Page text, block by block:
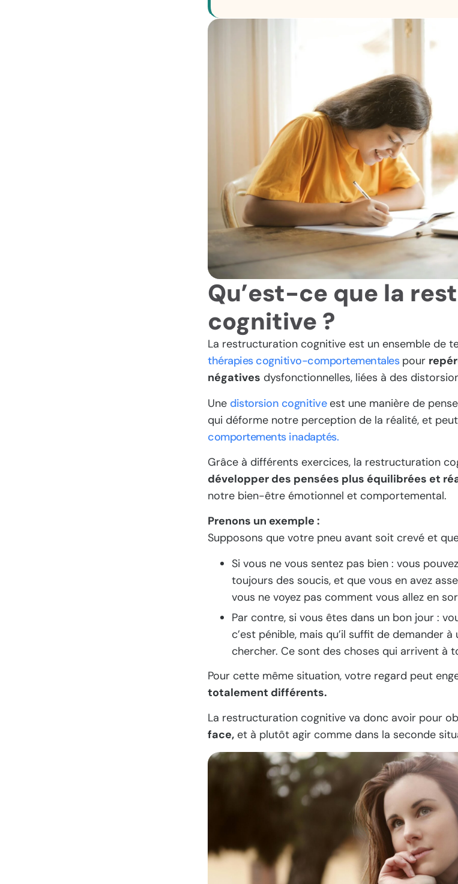
Qu’est-ce que la
cognitive ?
La restructuration cognitive est un ensemble de
thérapies cognitivo-comportementalespour
négatives dysfonctionnelles, liées à des
Une distorsion cognitiveest une manière de
qui déforme notre perception de la réalité, et
comportements inadaptés.
Grâce à différents exercices, la restructuration
développer des pensées plus équilibrées et
notre bien-être émotionnel et comportemental.
Prenons un exemple :
Supposons que votre pneu avant soit crevé et
Si vous ne vous sentez pas bien : vous
toujours des soucis, et que vous en avez
vous ne voyez pas comment vous allez en
Par contre, si vous êtes dans un bon jour :
c’est pénible, mais qu’il suffit de demander
chercher. Ce sont des choses qui arrivent à
Pour cette même situation, votre regard peut
totalement différents.
La restructuration cognitive va donc avoir pour
face, et à plutôt agir comme dans la seconde